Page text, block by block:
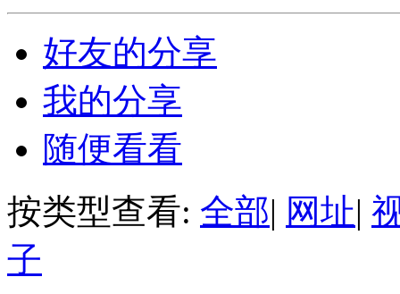
好友的分享
我的分享
随便看看
按类型查看: 全部| 网址|
子